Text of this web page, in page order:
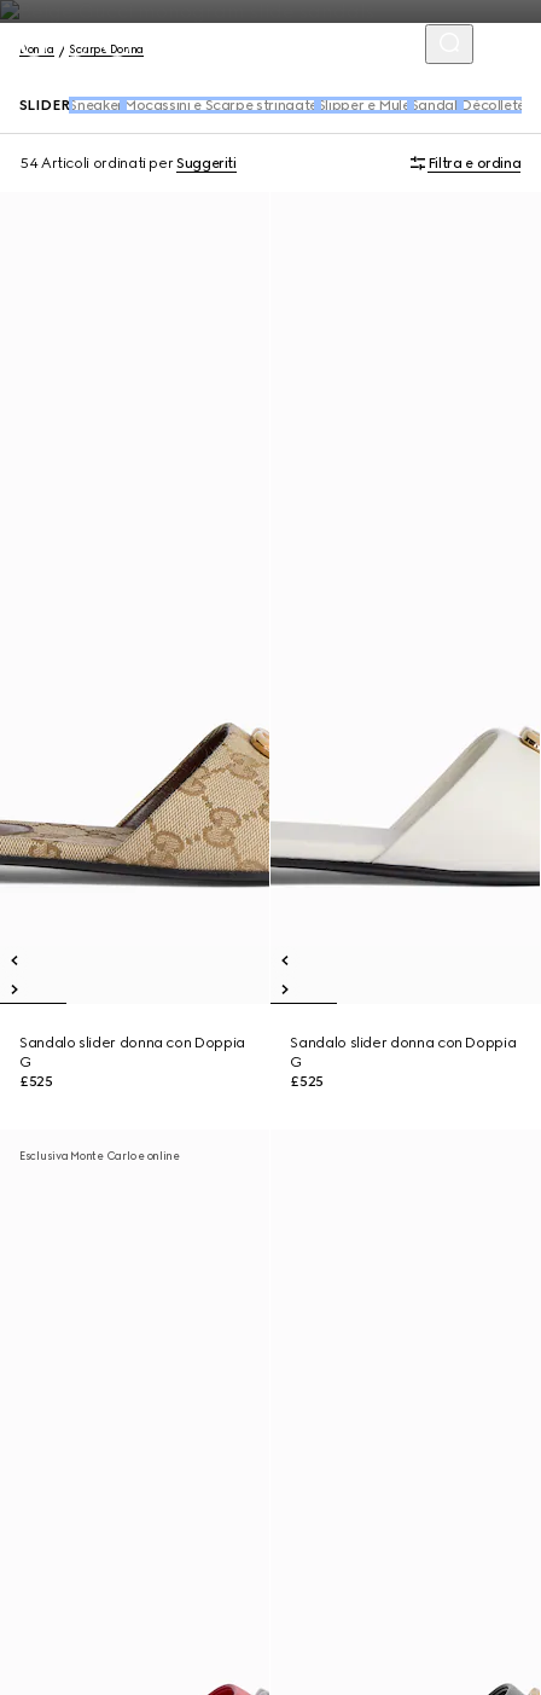
Donna Scarpe Donna
SLIDERSneaker Mocassini e Scarpe stringate Slipper e Mule Sandali Décolleté
54 Articoli ordinati perSuggeriti Filtra e ordina
Sandalo slider donna con Doppia
G
£525
Sandalo slider donna con Doppia
G
£525
Esclusiva Monte Carlo e online